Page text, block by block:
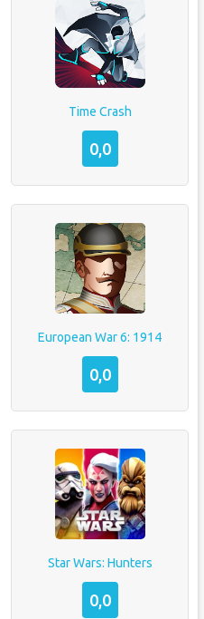
Time Crash
0,0
European War 6: 1914
0,0
Star Wars: Hunters
0,0